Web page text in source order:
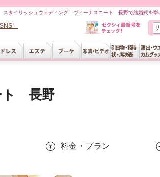
スタイリッシュウェディング ヴィーナスコート 長野で結婚式を挙
）
ト 長野
料金・プラン